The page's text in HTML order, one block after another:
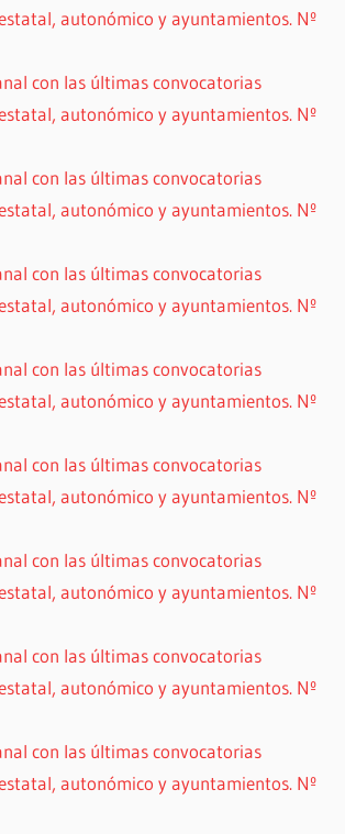
autonómico y ayuntamientos. Nº
con las últimas convocatorias
autonómico y ayuntamientos. Nº
con las últimas convocatorias
autonómico y ayuntamientos. Nº
con las últimas convocatorias
autonómico y ayuntamientos. Nº
con las últimas convocatorias
autonómico y ayuntamientos. Nº
con las últimas convocatorias
autonómico y ayuntamientos. Nº
con las últimas convocatorias
autonómico y ayuntamientos. Nº
con las últimas convocatorias
autonómico y ayuntamientos. Nº
con las últimas convocatorias
autonómico y ayuntamientos. Nº